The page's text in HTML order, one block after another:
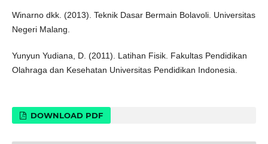
Winarno dkk. (2013). Teknik Dasar Bermain Bolavoli. Universitas
Negeri Malang.
Yunyun Yudiana, D. (2011). Latihan Fisik. Fakultas Pendidikan
Olahraga dan Kesehatan Universitas Pendidikan Indonesia.
DOWNLOAD PDF